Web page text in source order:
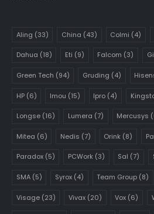
Aling (33) China (43) Colmi (4)
Dahua (18) Eti (9) Falcom (3)
Green Tech (94) Gruding (4)
HP(6) Imou (15) Ipro (4)
Longse(16) Lumera (7) Mercusys
Mitea (6) Nedis (7) Orink (8)
Paradox(5) PCWork (3) Sal (7)
SMA(5) Syrox (4) Team Group (8)
Visage(23) Vivax (20) Vox (6)